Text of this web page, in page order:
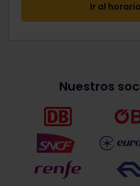
Ir al
Nuestros